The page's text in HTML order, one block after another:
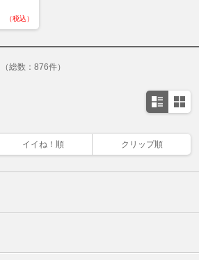
（税込）
（総数：876件）
イイね！順 クリップ順